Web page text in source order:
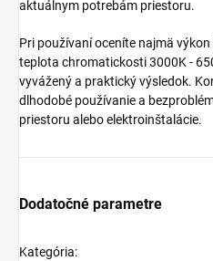
aktuálnym potrebám priestoru.
Pri používaní oceníte najmä
teplota chromatickosti 3000K -
vyvážený a praktický výsledok.
dlhodobé používanie a
priestoru alebo elektroinštalácie.
Dodatočné parametre
Kategória: